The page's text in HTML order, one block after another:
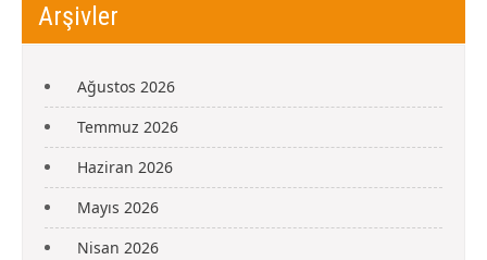
Arşivler
Ağustos 2026
Temmuz 2026
Haziran 2026
Mayıs 2026
Nisan 2026